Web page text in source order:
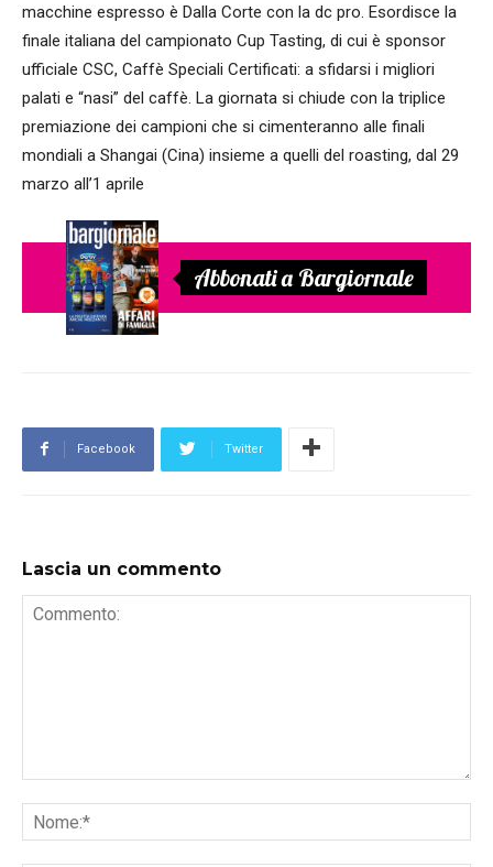
macchine espresso è Dalla Corte con la dc pro. Esordisce la
finale italiana del campionato Cup Tasting, di cui è sponsor
ufficiale CSC, Caffè Speciali Certificati: a sfidarsi i migliori
palati e “nasi” del caffè. La giornata si chiude con la triplice
premiazione dei campioni che si cimenteranno alle finali
mondiali a Shangai (Cina) insieme a quelli del roasting, dal 29
marzo all’1 aprile
Abbonati a Bargiornale
Facebook Twitter
Lascia un commento